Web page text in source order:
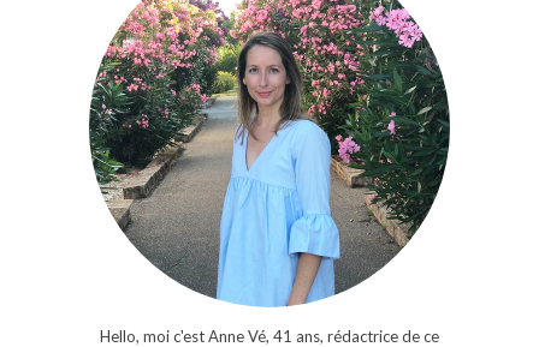
Hello, moi c'est Anne Vé, 41 ans, rédactrice de ce